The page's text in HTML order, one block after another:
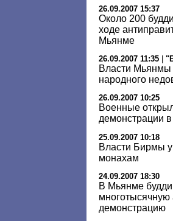
26.09.2007 15:37
Около 200
ходе
Мьянме
26.09.2007 11:35
Власти Мьянмы
народного
26.09.2007 10:25
Военные
демонстрации
25.09.2007 10:18
Власти Бирмы
монахам
24.09.2007 18:30
В Мьянме
многотысячную
демонстрацию